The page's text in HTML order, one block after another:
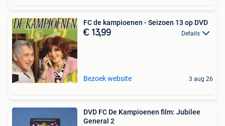
FC de kampioenen - Seizoen 13 op DVD
€ 13,99 Details
Bezoek website 3 aug 26
DVD FC De Kampioenen film: Jubilee
General 2